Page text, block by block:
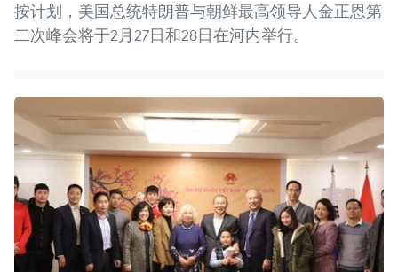
按计划，美国总统特朗普与朝鲜最高领导人金正恩第
二次峰会将于2月27日和28日在河内举行。